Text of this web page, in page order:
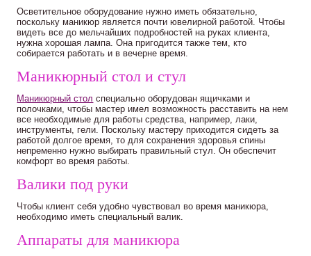
Осветительное оборудование нужно иметь обязательно,
поскольку маникюр является почти ювелирной работой. Чтобы
видеть все до мельчайших подробностей на руках клиента,
нужна хорошая лампа. Она пригодится также тем, кто
собирается работать и в вечерне время.
Маникюрный стол и стул
Маникюрный стол специально оборудован ящичками и
полочками, чтобы мастер имел возможность расставить на нем
все необходимые для работы средства, например, лаки,
инструменты, гели. Поскольку мастеру приходится сидеть за
работой долгое время, то для сохранения здоровья спины
непременно нужно выбирать правильный стул. Он обеспечит
комфорт во время работы.
Валики под руки
Чтобы клиент себя удобно чувствовал во время маникюра,
необходимо иметь специальный валик.
Аппараты для маникюра